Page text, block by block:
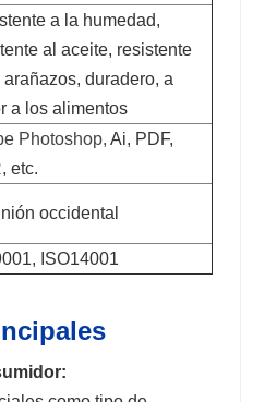
a la humedad,
al aceite, resistente
arañazos, duradero, a
a los alimentos
Photoshop,Ai, PDF,
etc.
occidental
ISO14001